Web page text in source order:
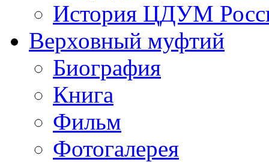
История ЦДУМ
Верховный муфтий
Биография
Книга
Фильм
Фотогалерея